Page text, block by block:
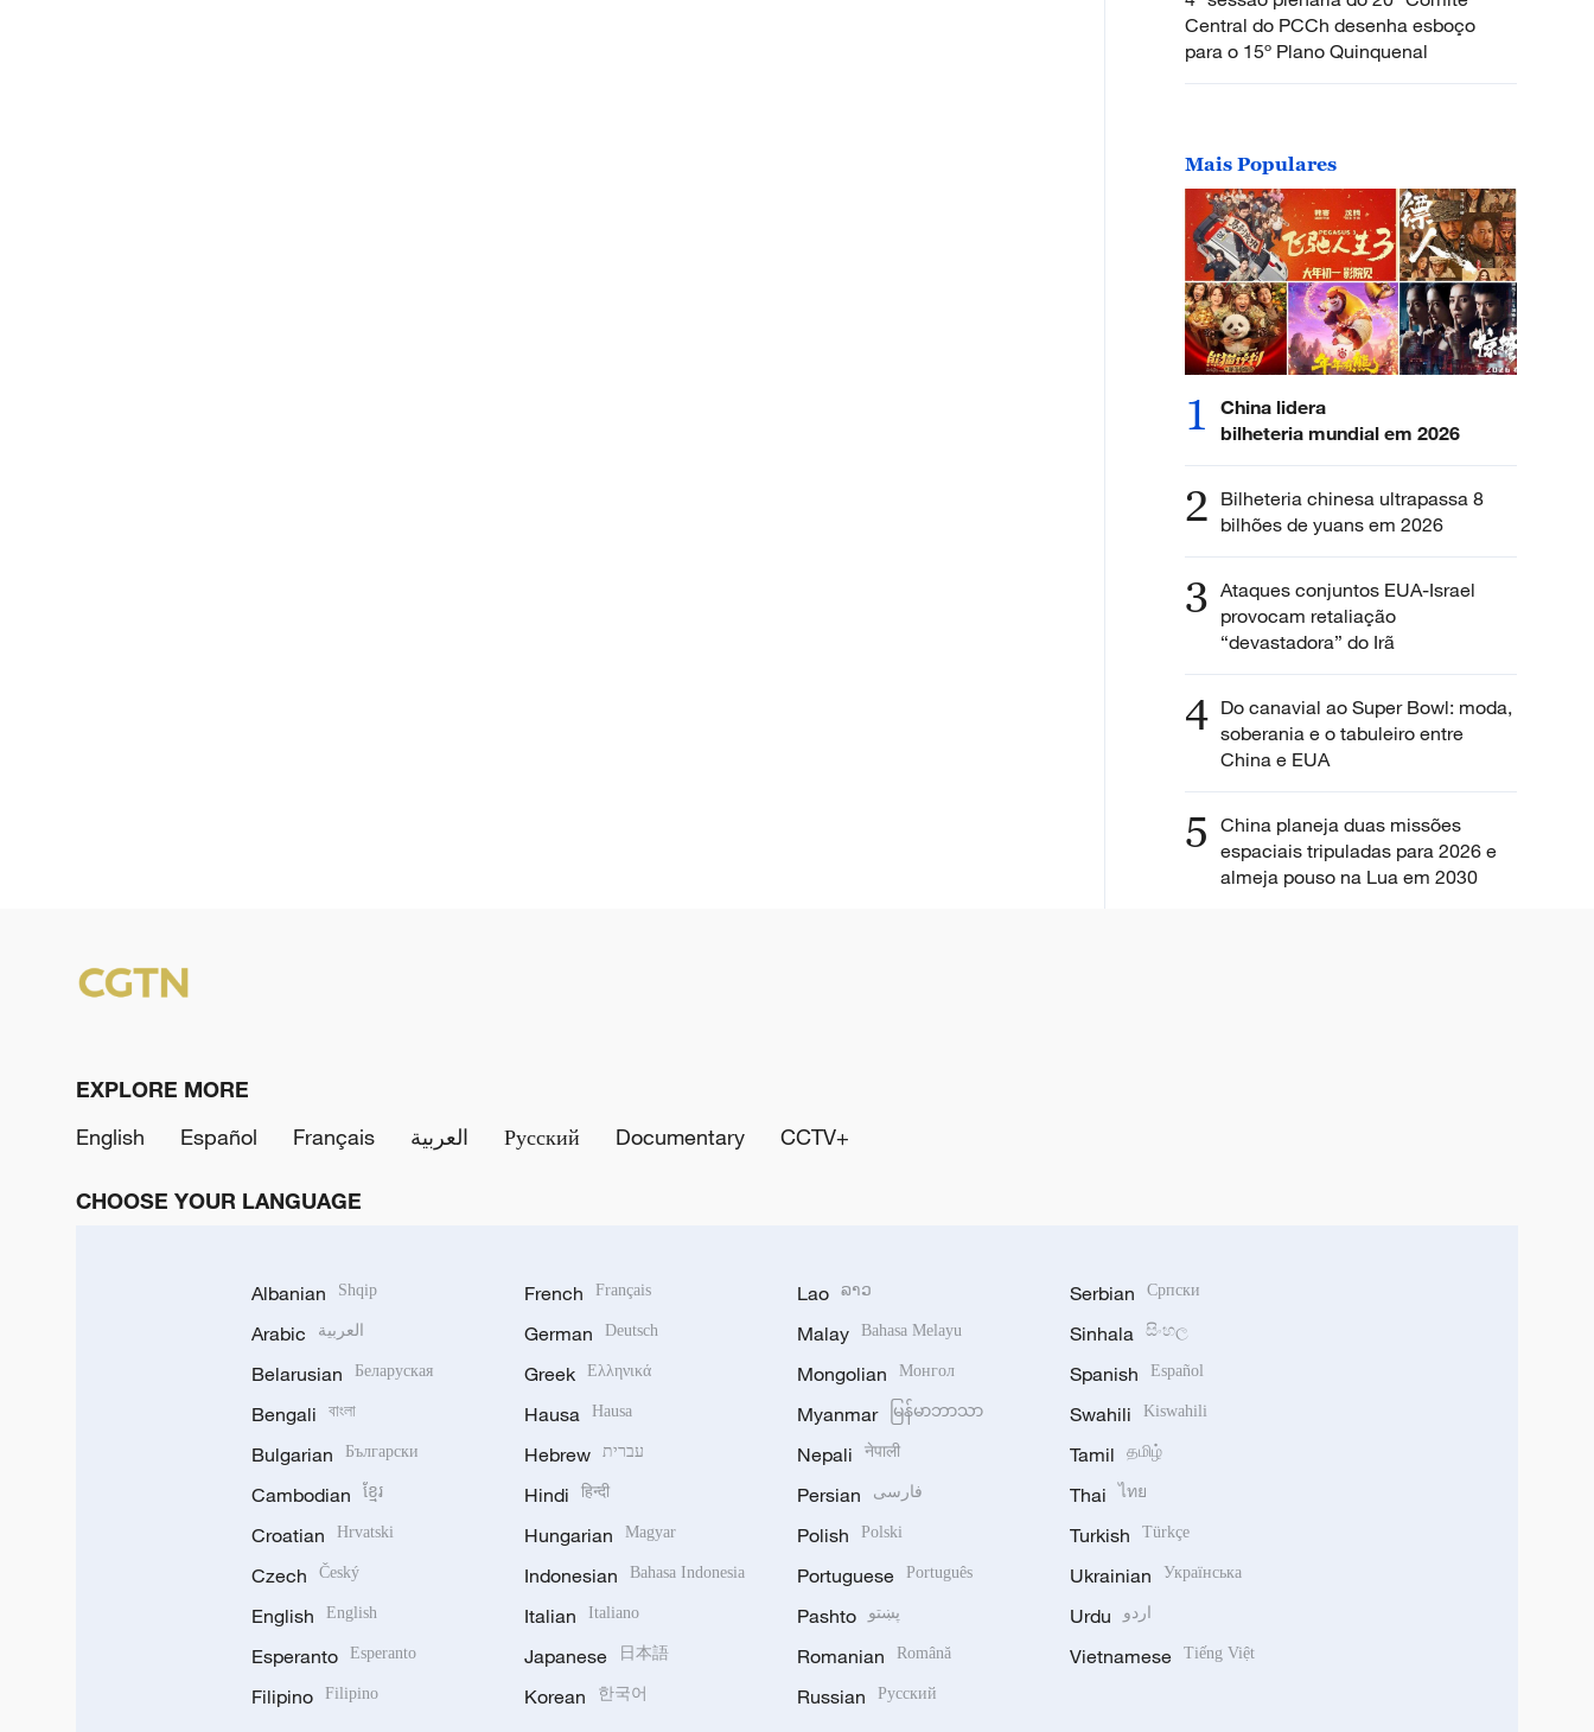
Central do PCCh desenha esboço
para o 15º Plano Quinquenal
Mais Populares
1
China lidera
bilheteria mundial em 2026
2 Bilheteria chinesa ultrapassa 8
bilhões de yuans em 2026
3 Ataques conjuntos EUA-Israel
provocam retaliação
“devastadora” do Irã
4 Do canavial ao Super Bowl: moda,
soberania e o tabuleiro entre
China e EUA
5 China planeja duas missões
espaciais tripuladas para 2026 e
almeja pouso na Lua em 2030
EXPLORE MORE
English
Español Français العربية Русский Documentary CCTV+
CHOOSE YOUR LANGUAGE
Albanian Shqip
Arabic العربية
Belarusian Беларуская
Bengali বাংলা
Bulgarian Български
Cambodian ខ្មែរ
Croatian Hrvatski
Czech Český
English English
Esperanto Esperanto
Filipino Filipino
French Français
German Deutsch
Greek Ελληνικά
Hausa Hausa
Hebrew עברית
Hindi हिन्दी
Hungarian Magyar
Indonesian Bahasa Indonesia
Italian Italiano
Japanese 日本語
Korean 한국어
Lao ລາວ
Malay Bahasa Melayu
Mongolian Монгол
Myanmar မြန်မာဘာသာ
Nepali नेपाली
Persian فارسی
Polish Polski
Portuguese Português
Pashto پښتو
Romanian Română
Russian Русский
Serbian Српски
Sinhala සිංහල
Spanish Español
Swahili Kiswahili
Tamil தமிழ்
Thai ไทย
Turkish Türkçe
Ukrainian Українська
Urdu اردو
Vietnamese Tiếng Việt